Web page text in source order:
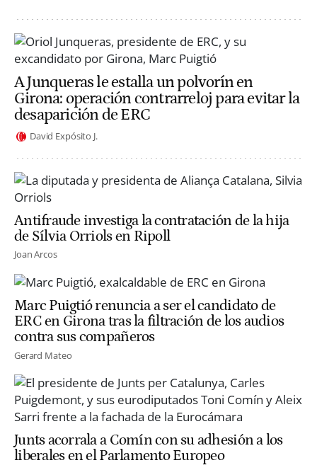
A Junqueras le estalla un polvorín en
Girona: operación contrarreloj para evitar la
desaparición de ERC
David Expósito J.
Antifraude investiga la contratación de la hija
de Sílvia Orriols en Ripoll
Joan Arcos
Marc Puigtió renuncia a ser el candidato de
ERC en Girona tras la filtración de los audios
contra sus compañeros
Gerard Mateo
Junts acorrala a Comín con su adhesión a los
liberales en el Parlamento Europeo